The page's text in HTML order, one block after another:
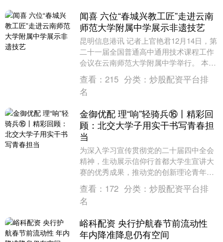
闻喜 六位“春城兴教工匠”走进云南
师范大学附属中学展示非遗技艺
昆明信息港讯 记者上官艳君12月14日，第
二十一届全国普通高中通用技术课程工作
会议在云南师范大学附属中学举行。 本次
会议由教育部基础教育技术教学指导专委
会主办，....
查看： 215 分类： 炒股配资平台排
名
金御优配 理“响”轻骑兵⑯丨精彩回
顾：北交大学子用实干书写青春担
当
为深入学习宣传贯彻党的二十届四中全会
精神，生动展示信仰行首都大学生宣讲大
赛的优秀成果，推动党的创新理论青年化
阐释、可视化传播，北京宣讲公众号对宣
讲大赛的精彩环节....
查看： 172 分类： 炒股配资平台排
名
峪科配资 央行护航春节前流动性
年内降准降息仍有空间